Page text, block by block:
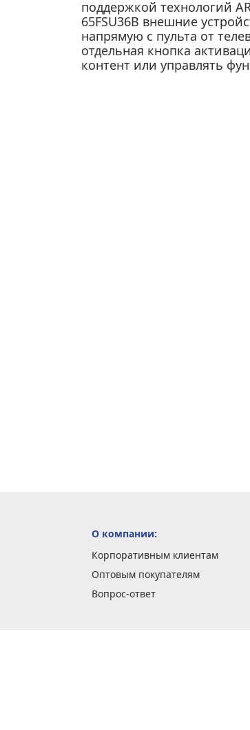
поддержкой технологий
65FSU36B внешние
напрямую с пульта от
отдельная кнопка
контент или управлять
О компании:
Корпоративным клиентам
Оптовым покупателям
Вопрос-ответ